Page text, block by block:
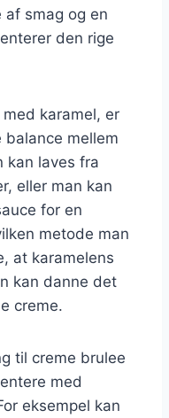
af smag og en
den rige
karamel, er
mellem
kan laves fra
eller man kan
for en
metode man
at karamelens
kan danne det
creme.
til creme brulee
med
eksempel kan